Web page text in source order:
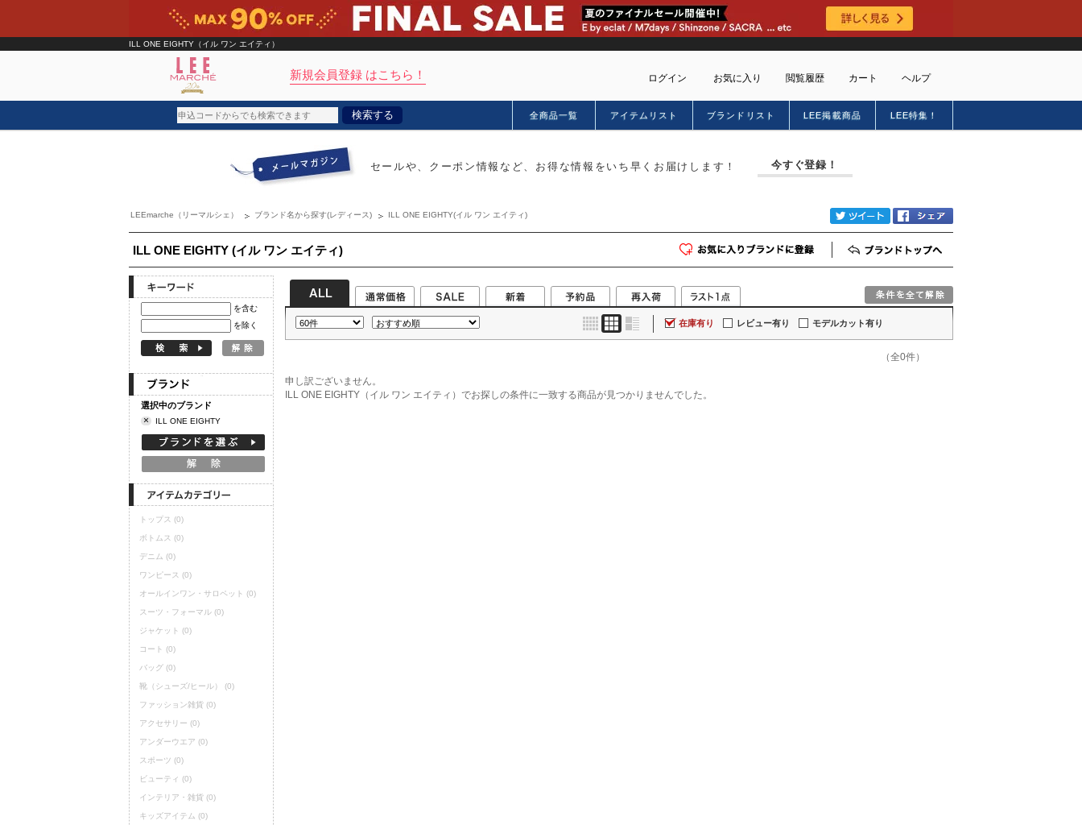
ILL ONE EIGHTY（イル ワン エイティ）
新規会員登録 はこちら！ ログイン お気に入り 閲覧履歴 カート ヘルプ
返品・交換について
会員特典のご案内
初めてのお客様
お問合せ
検索する
雑誌掲載アイテム
ランキング
雑誌･書籍(一緒に買うと送料無料)
定期購読
全商品一覧 アイテムリスト ブランドリスト LEE掲載商品 LEE特集！
セールや、クーポン情報など、お得な情報をいち早くお届けします！ 今すぐ登録！
LEEmarche（リーマルシェ） ブランド名から探す(レディース) ILL ONE EIGHTY(イル ワン エイティ)
ILL ONE EIGHTY (イル ワン エイティ)
お気に入りブランド登録
を含む
を除く
選択中のブランド
× ILL ONE EIGHTY
トップス (0)
ボトムス (0)
デニム (0)
ワンピース (0)
オールインワン・サロペット (0)
スーツ・フォーマル (0)
ジャケット (0)
コート (0)
バッグ (0)
靴（シューズ/ヒール） (0)
ファッション雑貨 (0)
アクセサリー (0)
アンダーウエア (0)
スポーツ (0)
ビューティ (0)
インテリア・雑貨 (0)
キッズアイテム (0)
在庫有り レビュー有り モデルカット有り
（全0件）
申し訳ございません。
ILL ONE EIGHTY（イル ワン エイティ）でお探しの条件に一致する商品が見つかりませんでした。